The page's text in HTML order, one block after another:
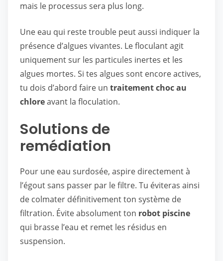
mais le processus sera plus long.
Une eau qui reste trouble peut aussi indiquer la
présence d’algues vivantes. Le floculant agit
uniquement sur les particules inertes et les
algues mortes. Si tes algues sont encore actives,
tu dois d’abord faire un traitement choc au
chloreavant la floculation.
Solutions de
remédiation
Pour une eau surdosée, aspire directement à
l’égout sans passer par le filtre. Tu éviteras ainsi
de colmater définitivement ton système de
filtration. Évite absolument ton robot piscine
qui brasse l’eau et remet les résidus en
suspension.